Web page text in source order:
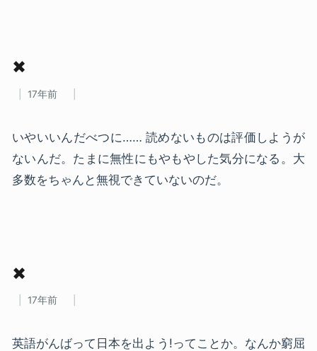
✖
17年前
いやいいんだべつに…… 読めないものは評価しようが
ないんだ。たまに無性にもやもやした気分になる。大
多数をちゃんと無視できていないのだ。
✖
17年前
英語がんばって日本を出よう!ってことか。なんか窮屈